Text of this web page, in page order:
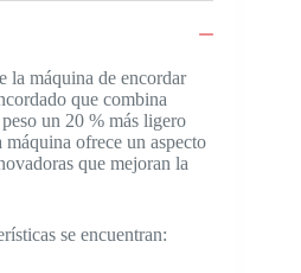
la máquina de encordar
que combina
un 20 % más ligero
ofrece un aspecto
que mejoran la
se encuentran: